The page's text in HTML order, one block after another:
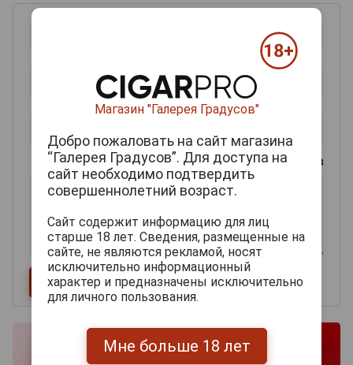
0из 2000 знаков
Магазин "Галерея Градусов"
Добро пожаловать на сайт магазина
“Галерея Градусов”. Для доступа на
сайт необходимо подтвердить
совершеннолетний возраст.
Сайт содержит информацию для лиц
старше 18 лет. Сведения, размещенные на
сайте, не являются рекламой, носят
исключительно информационный
характер и предназначены исключительно
для личного пользования.
Мне больше 18 лет